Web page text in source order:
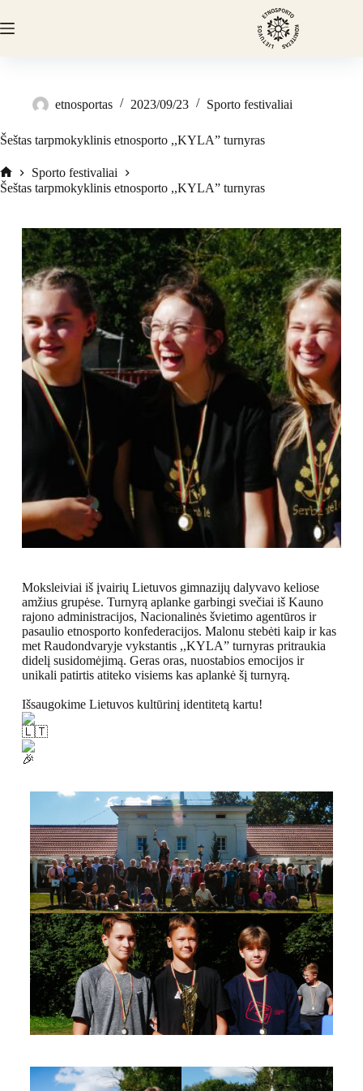
etnosportas 2023/09/23 Sporto festivaliai
Šeštas tarpmokyklinis etnosporto ,,KYLA” turnyras
Sporto festivaliai
Šeštas tarpmokyklinis etnosporto ,,KYLA” turnyras
Moksleiviai iš įvairių Lietuvos gimnazijų dalyvavo keliose
amžius grupėse. Turnyrą aplanke garbingi svečiai iš Kauno
rajono administracijos, Nacionalinės švietimo agentūros ir
pasaulio etnosporto konfederacijos. Malonu stebėti kaip ir kas
met Raudondvaryje vykstantis ,,KYLA” turnyras pritraukia
didelį susidomėjimą. Geras oras, nuostabios emocijos ir
unikali patirtis atiteko visiems kas aplankė šį turnyrą.
Išsaugokime Lietuvos kultūrinį identitetą kartu!